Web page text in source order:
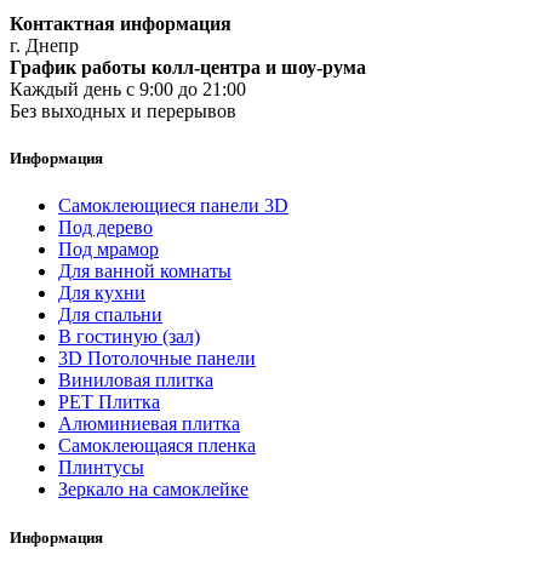
Контактная информация
г. Днепр
График работы колл-центра и шоу-рума
Каждый день с 9:00 до 21:00
Без выходных и перерывов
Информация
Самоклеющиеся панели 3D
Под дерево
Под мрамор
Для ванной комнаты
Для кухни
Для спальни
В гостиную (зал)
3D Потолочные панели
Виниловая плитка
PET Плитка
Алюминиевая плитка
Самоклеющаяся пленка
Плинтусы
Зеркало на самоклейке
Информация